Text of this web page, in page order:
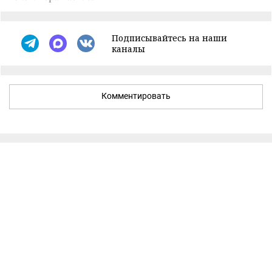
Подписывайтесь на наши
каналы
Комментировать